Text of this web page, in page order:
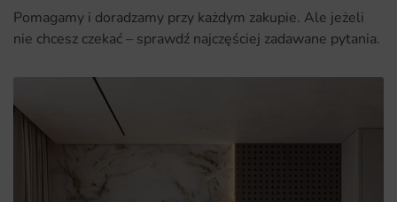
Pomagamy i doradzamy przy każdym zakupie. Ale jeżeli
nie chcesz czekać – sprawdź najczęściej zadawane pytania.